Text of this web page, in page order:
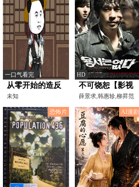
一口气看完
从零开始的造反
生活
未知
HD
不可饶恕【影视
解说】
薛景求,韩惠轸,柳昇范
恐怖片
AI漫剧